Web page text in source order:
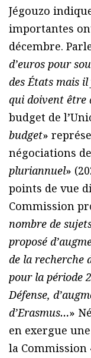
Jégouzo
importantes
décembre.
d’euros pour
des États mais
qui doivent être
budget de
budget»
négociations
pluriannuel»
points de vue
Commission
nombre de
proposé
de la recherche
pour la période
Défense,
d’Erasmus…»
en exergue
la Commission